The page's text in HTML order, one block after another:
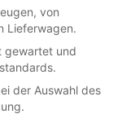
von
Lieferwagen.
gewartet und
der Auswahl des